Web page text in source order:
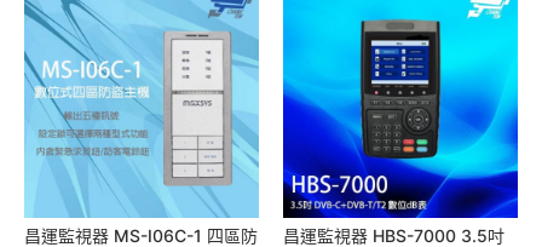
昌運監視器 MS-I06C-1 四區防
昌運監視器 HBS-7000 3.5吋